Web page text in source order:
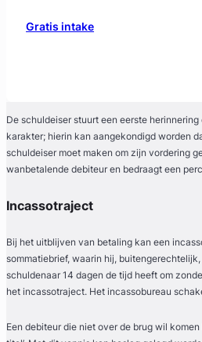
Gratis intake
LEXX Leeuwarden Advocaten
Familierecht Advocaat
Provincie Friesland
De schuldeiser stuurt een eerste
karakter; hierin kan aangekondigd worden
schuldeiser moet maken om zijn vordering
wanbetalende debiteur en bedraagt een
Incassotraject
Bij het uitblijven van betaling kan een
sommatiebrief, waarin hij,
schuldenaar 14 dagen de tijd heeft om
het incassotraject. Het incassobureau
Een debiteur die niet over de brug wil